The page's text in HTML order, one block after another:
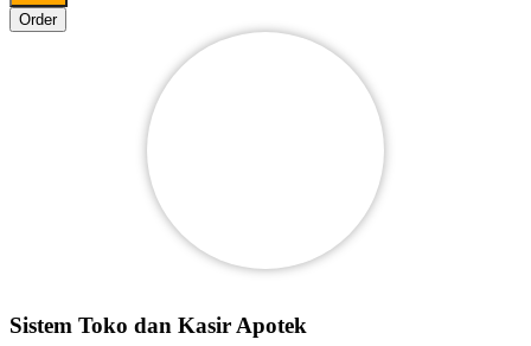
Order
Sistem Toko dan Kasir Apotek